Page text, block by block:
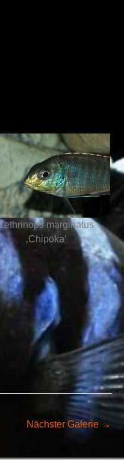
Lethrinops marginatus
‚Chipoka‘
Nächster Galerie →